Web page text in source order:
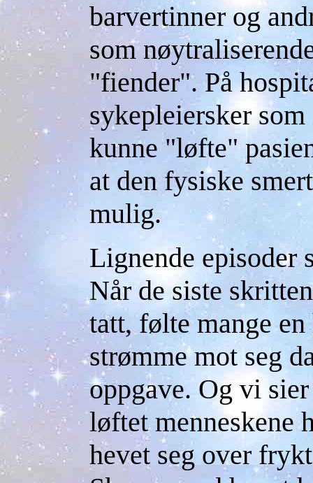
barvertinner og
som
"fiender". På
sykepleiersker
kunne "løfte"
at den fysiske
mulig.
Lignende episoder
Når de siste
tatt, følte mange
strømme mot seg
oppgave. Og vi
løftet menneskene
hevet seg over